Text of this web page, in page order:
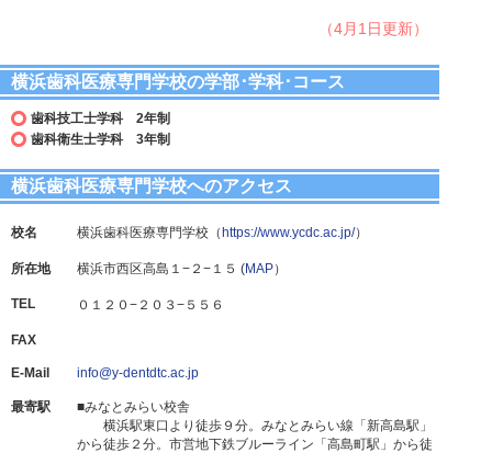
（4月1日更新）
横浜歯科医療専門学校の学部･学科･コース
歯科技工士学科 2年制
歯科衛生士学科 3年制
横浜歯科医療専門学校へのアクセス
校名 横浜歯科医療専門学校（https://www.ycdc.ac.jp/）
所在地 横浜市西区高島１−２−１５ (MAP）
TEL ０１２０−２０３−５５６
FAX
E-Mail info@y-dentdtc.ac.jp
最寄駅
■みなとみらい校舎
横浜駅東口より徒歩９分。みなとみらい線「新高島駅」
から徒歩２分。市営地下鉄ブルーライン「高島町駅」から徒